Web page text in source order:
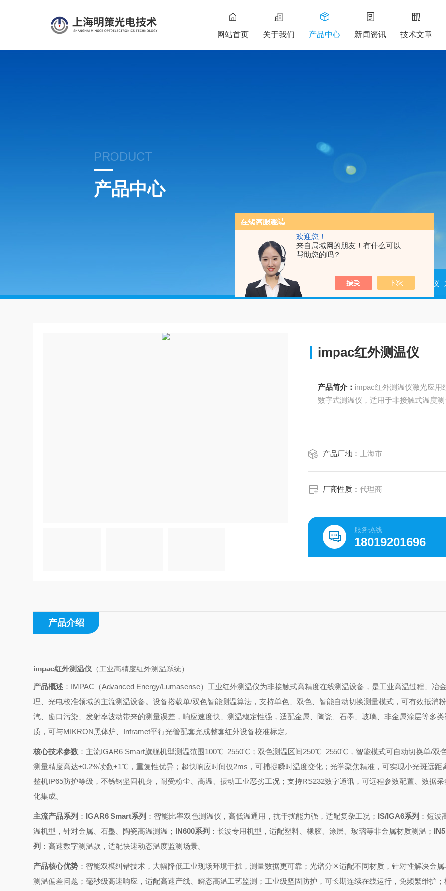
欢迎您！
来自局域网的朋友！有什么可以
帮助您的吗？
网站首页 关于我们 产品中心 新闻资讯 技术文章
PRODUCT
产品中心
首页 产品中心 测温仪
impac红外测温仪
产品简介： impac红外测温仪激光应用
数字式测温仪，适用于非接触式温度
产品厂地： 上海市
厂商性质：代理商
服务热线
18019201696
产品介绍
impac红外测温仪 （工业高精度红外测温系统）
产品概述 ：IMPAC（Advanced Energy/Lumasense）工业红外测温仪为非接触式高精度在线测温设备，是工业高温过程、冶
理、光电校准领域的主流测温设备。设备搭载单/双色智能测温算法，支持单色、双色、智能自动切换测量模式，可有效抵消
汽、窗口污染、发射率波动带来的测量误差，响应速度快、测温稳定性强，适配金属、陶瓷、石墨、玻璃、非金属涂层等多类
质，可与MIKRON黑体炉、Inframet平行光管配套完成整套红外设备校准标定。
核心技术参数 ：主流IGAR6 Smart旗舰机型测温范围100℃–2550℃；双色测温区间250℃–2550℃，智能模式可自动切换单/双
测量精度高达±0.2%读数+1℃，重复性优异；超快响应时间仅2ms，可捕捉瞬时温度变化；光学聚焦精准，可实现小光斑远距
整机IP65防护等级，不锈钢坚固机身，耐受粉尘、高温、振动工业恶劣工况；支持RS232数字通讯，可远程参数配置、数据采
化集成。
主流产品系列 ： IGAR6 Smart系列 ：智能比率双色测温仪，高低温通用，抗干扰能力强，适配复杂工况； IS/IGA6系列 ：短波
温机型，针对金属、石墨、陶瓷高温测温； IN600系列 ：长波专用机型，适配塑料、橡胶、涂层、玻璃等非金属材质测温；
列 ：高速数字测温款，适配快速动态温度监测场景。
产品核心优势 ：智能双模纠错技术，大幅降低工业现场环境干扰，测量数据更可靠；光谱分区适配不同材质，针对性解决金属
测温偏差问题；毫秒级高速响应，适配高速产线、瞬态高温工艺监测；工业级坚固防护，可长期连续在线运行，免频繁维护；